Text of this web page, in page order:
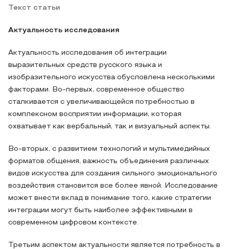
Текст статьи
Актуальность исследования
Актуальность исследования об интеграции
выразительных средств русского языка и
изобразительного искусства обусловлена несколькими
факторами. Во-первых, современное общество
сталкивается с увеличивающейся потребностью в
комплексном восприятии информации, которая
охватывает как вербальный, так и визуальный аспекты.
Во-вторых, с развитием технологий и мультимедийных
форматов общения, важность объединения различных
видов искусства для создания сильного эмоционального
воздействия становится все более явной. Исследование
может внести вклад в понимание того, какие стратегии
интеграции могут быть наиболее эффективными в
современном цифровом контексте.
Третьим аспектом актуальности является потребность в